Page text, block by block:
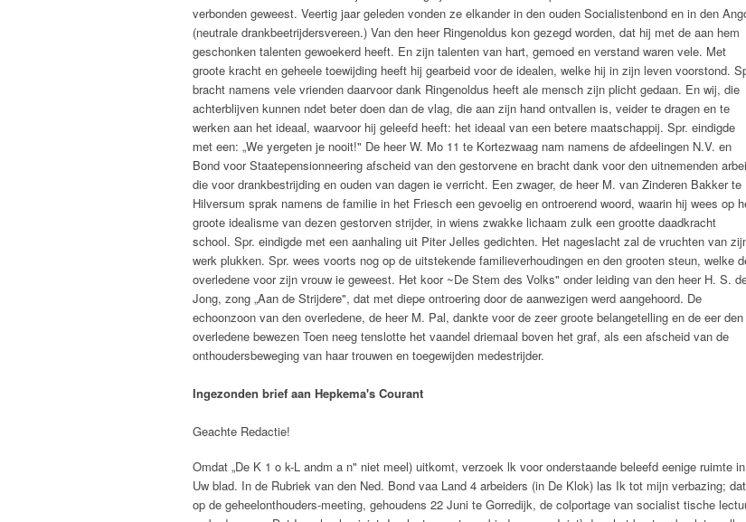
verbonden geweest. Veertig jaar geleden vonden ze elkander in den ouden Socialistenbond en in den
(neutrale drankbeetrijdersvereen.) Van den heer Ringenoldus kon gezegd worden, dat hij met de aan hem
geschonken talenten gewoekerd heeft. En zijn talenten van hart, gemoed en verstand waren vele. Met
groote kracht en geheele toewijding heeft hij gearbeid voor de idealen, welke hij in zijn leven voorstond.
bracht namens vele vrienden daarvoor dank Ringenoldus heeft ale mensch zijn plicht gedaan. En wij, die
achterblijven kunnen ndet beter doen dan de vlag, die aan zijn hand ontvallen is, veider te dragen en te
werken aan het ideaal, waarvoor hij geleefd heeft: het ideaal van een betere maatschappij. Spr. eindigde
met een: „We yergeten je nooit!" De heer W. Mo 11 te Kortezwaag nam namens de afdeelingen N.V. en
Bond voor Staatepensionneering afscheid van den gestorvene en bracht dank voor den uitnemenden
die voor drankbestrijding en ouden van dagen ie verricht. Een zwager, de heer M. van Zinderen Bakker te
Hilversum sprak namens de familie in het Friesch een gevoelig en ontroerend woord, waarin hij wees op
groote idealisme van dezen gestorven strijder, in wiens zwakke lichaam zulk een grootte daadkracht
school. Spr. eindigde met een aanhaling uit Piter Jelles gedichten. Het nageslacht zal de vruchten van
werk plukken. Spr. wees voorts nog op de uitstekende familieverhoudingen en den grooten steun, welke
overledene voor zijn vrouw ie geweest. Het koor ~De Stem des Volks" onder leiding van den heer H. S.
Jong, zong „Aan de Strijdere", dat met diepe ontroering door de aanwezigen werd aangehoord. De
echoonzoon van den overledene, de heer M. Pal, dankte voor de zeer groote belangetelling en de eer den
overledene bewezen Toen neeg tenslotte het vaandel driemaal boven het graf, als een afscheid van de
onthoudersbeweging van haar trouwen en toegewijden medestrijder.
Ingezonden brief aan Hepkema's Courant
Geachte Redactie!
Omdat „De K 1 o k-L andm a n" niet meel) uitkomt, verzoek lk voor onderstaande beleefd eenige ruimte in
Uw blad. In de Rubriek van den Ned. Bond vaa Land 4 arbeiders (in De Klok) las Ik tot mijn verbazing; dat
op de geheelonthouders-meeting, gehoudens 22 Juni te Gorredijk, de colportage van socialist tische